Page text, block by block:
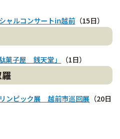
ャルコンサートin越前 （15日）
菓子屋 銭天堂」 （1日）
ンピック展 越前市巡回展 （20日